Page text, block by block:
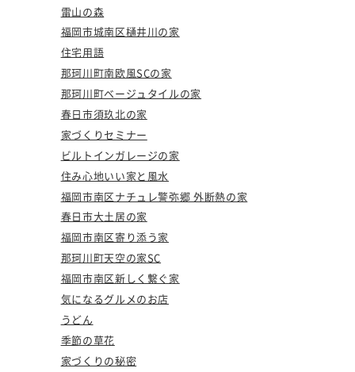
雷山の森
福岡市城南区樋井川の家
住宅用語
那珂川町南欧風SCの家
那珂川町ベージュタイルの家
春日市須玖北の家
家づくりセミナー
ビルトインガレージの家
住み心地いい家と風水
福岡市南区ナチュレ警弥郷 外断熱の家
春日市大土居の家
福岡市南区寄り添う家
那珂川町天空の家SC
福岡市南区新しく繋ぐ家
気になるグルメのお店
うどん
季節の草花
家づくりの秘密